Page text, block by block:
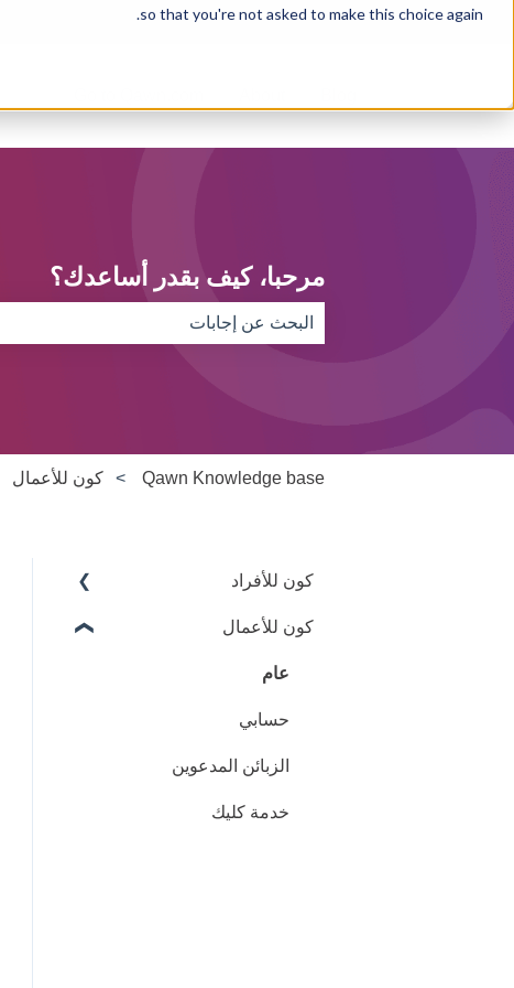
so that you're not asked to make this choice again.
العربية - مصر إظهار القائمة الفرعية للترجمات
مرحبا، كيف بقدر أساعدك؟
Qawn Knowledge base كون للأعمال
كون للأفراد
عام
تسديد الفواتير
بطاقة كون
الدفع بواسطة رمز QR
خدمة كليك
كون للأعمال
عام
حسابي
الزبائن المدعوين
خدمة كليك